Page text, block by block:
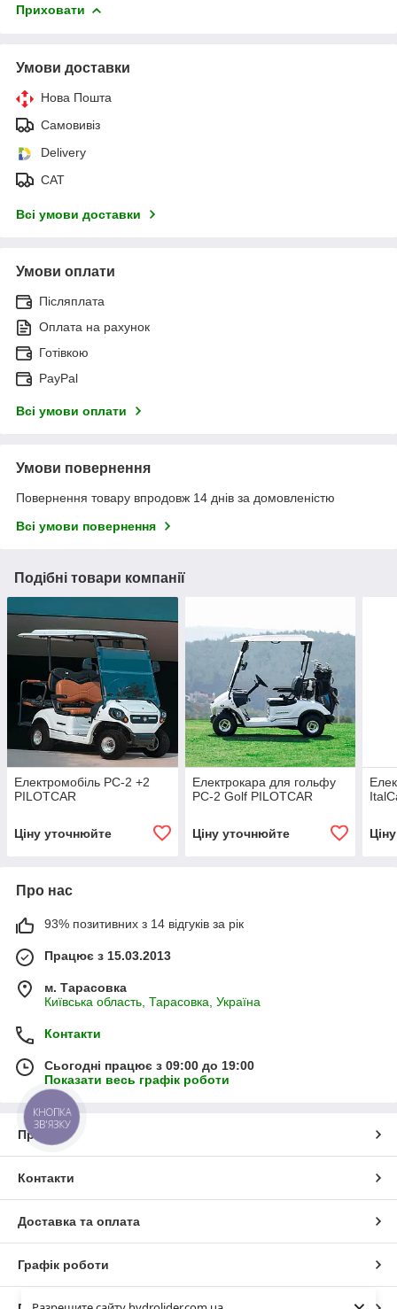
Приховати
Умови доставки
Нова Пошта
Самовивіз
Delivery
САТ
Всі умови доставки
Умови оплати
Післяплата
Оплата на рахунок
Готівкою
PayPal
Всі умови оплати
Умови повернення
Повернення товару впродовж 14 днів за домовленістю
Всі умови повернення
Подібні товари компанії
Електромобіль PC-2 +2
PILOTCAR
Ціну уточнюйте
Електрокара для гольфу
PC-2 Golf PILOTCAR
Ціну уточнюйте
Про нас
93% позитивних з 14 відгуків за рік
Працює з 15.03.2013
м. Тарасовка
Київська область, Тарасовка, Україна
Контакти
Сьогодні працює з 09:00 до 19:00
Показати весь графік роботи
Про нас
Контакти
Доставка та оплата
Графік роботи
КНОПКА
ЗВ'ЯЗКУ